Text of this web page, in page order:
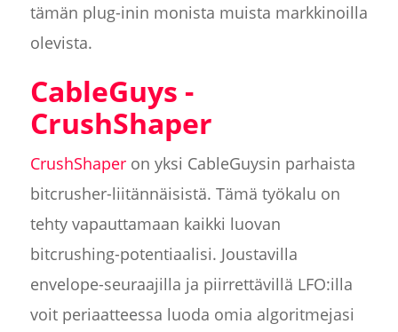
tämän plug-inin monista muista markkinoilla
olevista.
CableGuys -
CrushShaper
CrushShaperon yksi CableGuysin parhaista
bitcrusher-liitännäisistä. Tämä työkalu on
tehty vapauttamaan kaikki luovan
bitcrushing-potentiaalisi. Joustavilla
envelope-seuraajilla ja piirrettävillä LFO:illa
voit periaatteessa luoda omia algoritmejasi